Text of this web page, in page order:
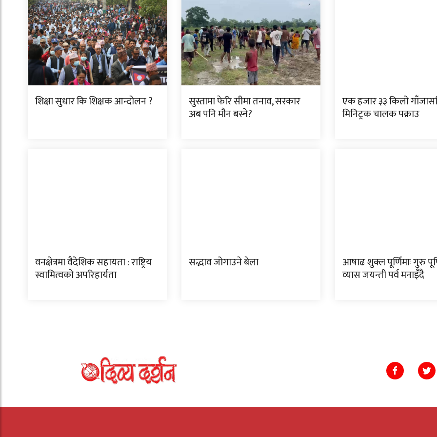
शिक्षा सुधार कि शिक्षक आन्दोलन ? सुस्तामा फेरि सीमा तनाव, सरकार
अब पनि मौन बस्ने?
एक हजार ३३ किलो
मिनिट्रक चालक पक्राउ
वनक्षेत्रमा वैदेशिक सहायता : राष्ट्रिय
स्वामित्वको अपरिहार्यता
सद्भाव जोगाउने बेला आषाढ शुक्ल पूर्णिमाः गुरु
व्यास जयन्ती पर्व मनाइँदै